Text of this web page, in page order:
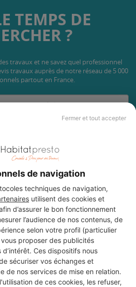
Fermer et tout accepter
de navigation
techniques de navigation,
utilisent des cookies et
d’assurer le bon fonctionnement
l’audience de nos contenus, de
selon votre profil (particulier
proposer des publicités
Ces dispositifs nous
sécuriser vos échanges et
de nos services de mise en relation.
de ces cookies, les refuser,
TEMPS DE
?
travaux et ne savez quel professionnel
travaux auprès de notre réseau de 5 000
partout en France.
UN DEVIS
Menuisiers pour
à Arengosse